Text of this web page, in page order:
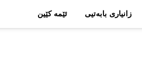
زانیاری بابەتیی ئێمە کێین